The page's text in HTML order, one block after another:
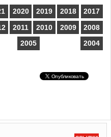
2020 2019 2018
2017
2011 2010 2009
2008
2005 2004